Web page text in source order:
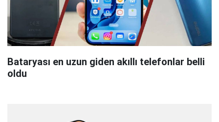
Bataryası en uzun giden akıllı telefonlar belli
oldu